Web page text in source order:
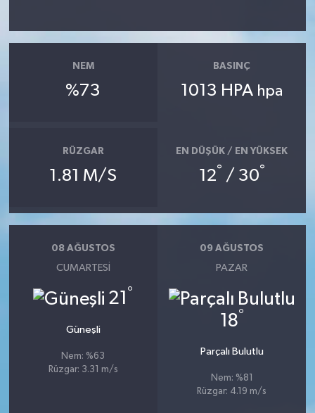
NEM
%73
BASINÇ
1013 HPA hpa
RÜZGAR
1.81 M/S
EN DÜŞÜK / EN YÜKSEK
12° / 30°
08 AĞUSTOS
CUMARTESI
21 °
Güneşli
Nem: %63
Rüzgar: 3.31 m/s
09 AĞUSTOS
PAZAR
18°
Parçalı Bulutlu
Nem: %81
Rüzgar: 4.19 m/s